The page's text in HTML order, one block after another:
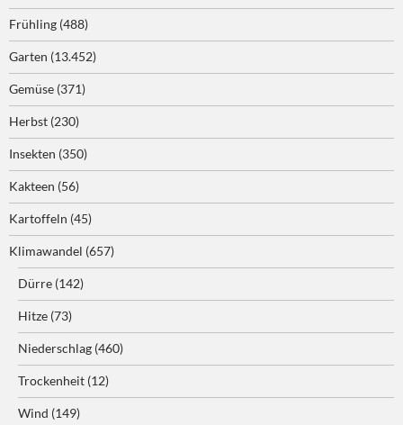
Frühling (488)
Garten (13.452)
Gemüse (371)
Herbst (230)
Insekten (350)
Kakteen (56)
Kartoffeln (45)
Klimawandel (657)
Dürre (142)
Hitze (73)
Niederschlag (460)
Trockenheit (12)
Wind (149)